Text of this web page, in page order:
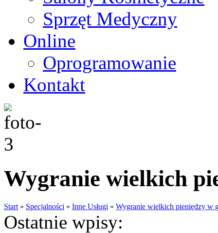
Sprzęt Medyczny
Online
Oprogramowanie
Kontakt
Wygranie wielkich
Start » Specjalności » Inne Usługi » Wygranie wielkich pieniędzy w
Ostatnie wpisy: